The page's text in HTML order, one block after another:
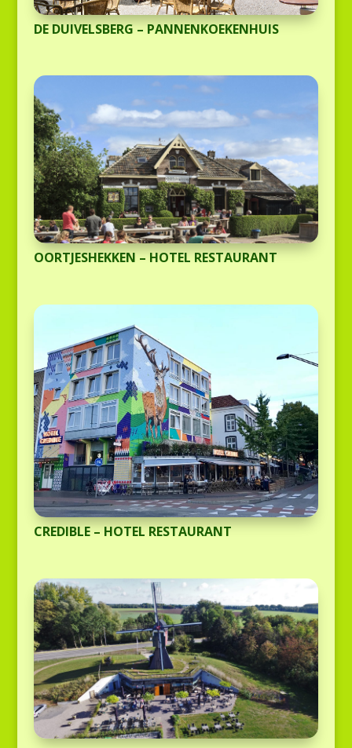
DE DUIVELSBERG – PANNENKOEKENHUIS
OORTJESHEKKEN – HOTEL RESTAURANT
CREDIBLE – HOTEL RESTAURANT